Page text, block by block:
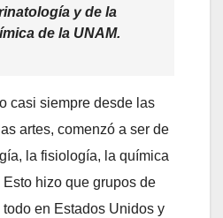
y de la
de la UNAM.
casi siempre desde las
artes, comenzó a ser de
la fisiología, la química
hizo que grupos de
en Estados Unidos y